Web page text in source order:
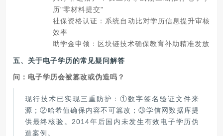
历"零材料提交"
社保资格认证：系统自动比对学历信息提升审核
效率
助学金申领：区块链技术确保教育补助精准发放
五、关于电子学历的常见疑问解答
问：电子学历会被篡改或伪造吗？
现行技术已实现三重防护：①数字签名验证文件来
源；②哈希值确保内容不可篡改；③学信网数据库提
供最终核验。2014年后国内未发生有效电子学历伪
造案例。